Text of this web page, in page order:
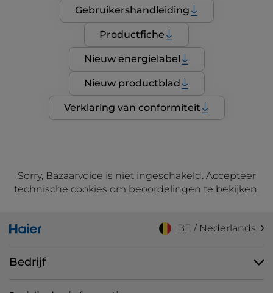
Gebruikershandleiding
Productfiche
Nieuw energielabel
Nieuw productblad
Verklaring van conformiteit
Sorry, Bazaarvoice is niet ingeschakeld. Accepteer
technische cookies om beoordelingen te bekijken.
BE / Nederlands
Bedrijf